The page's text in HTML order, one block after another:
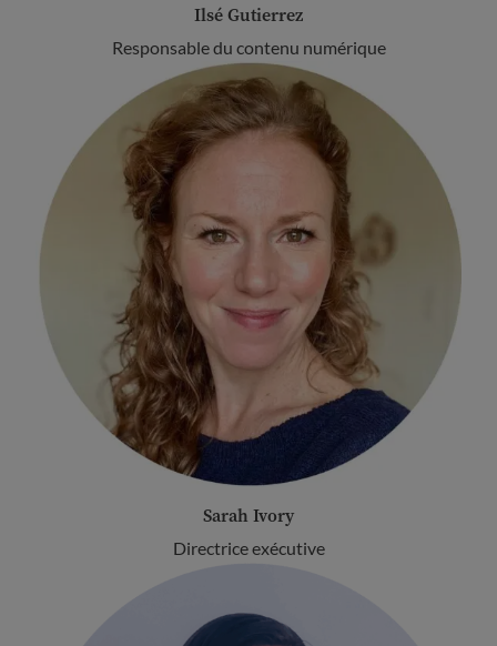
Ilsé Gutierrez
Responsable du contenu numérique
Sarah Ivory
Directrice exécutive